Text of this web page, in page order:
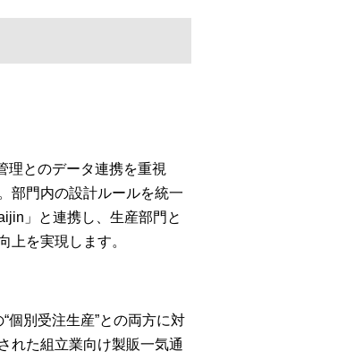
理とのデータ連携を重視
部門内の設計ルールを統一
」と連携し、生産部門と
上を実現します。
個別受注生産”との両方に対
れた組立業向け製販一気通